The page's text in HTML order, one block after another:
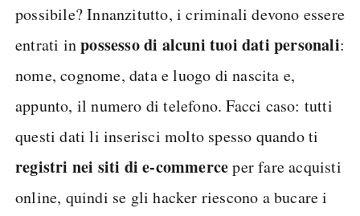
possibile? Innanzitutto, i criminali devono essere
entrati inpossesso di alcuni tuoi dati personali:
nome, cognome, data e luogo di nascita e,
appunto, il numero di telefono. Facci caso: tutti
questi dati li inserisci molto spesso quando ti
registri nei siti di e-commerceper fare acquisti
online, quindi se gli hacker riescono a bucare i